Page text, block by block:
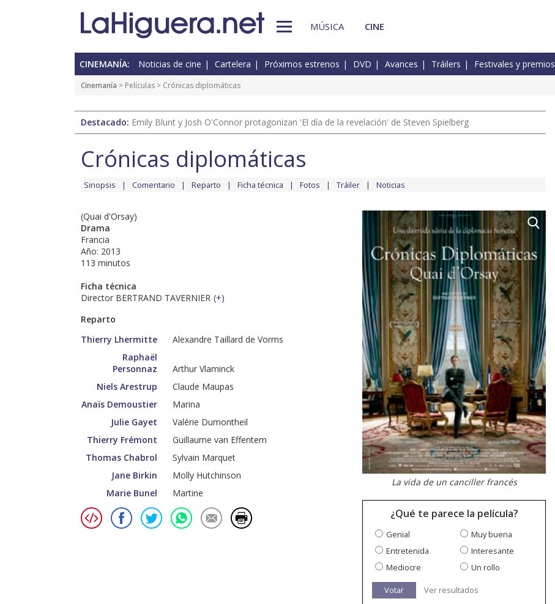
MÚSICA CINE
CINEMANÍA: Noticias de cine Cartelera Próximos estrenos DVD Avances Tráilers Festivales y premios
Cinemanía > Películas > Crónicas diplomáticas
Destacado: Emily Blunt y Josh O'Connor protagonizan 'El día de la revelación' de Steven Spielberg
Crónicas diplomáticas
Sinopsis Comentario Reparto Ficha técnica Fotos Tráiler Noticias
(Quai d'Orsay)
Drama
Francia
Año: 2013
113 minutos
Ficha técnica
Director BERTRAND TAVERNIER (+)
Reparto
Thierry Lhermitte
Alexandre Taillard de Vorms
Raphaël
Personnaz
Arthur Vlaminck
Niels Arestrup
Claude Maupas
Anaïs Demoustier
Marina
Julie Gayet
Valérie Dumontheil
Thierry Frémont
Guillaume van Effentem
Thomas Chabrol
Sylvain Marquet
Jane Birkin
Molly Hutchinson
Marie Bunel
Martine
La vida de un canciller francés
¿Qué te parece la película?
Genial
Muy buena
Entretenida
Interesante
Mediocre
Un rollo
Votar Ver resultados